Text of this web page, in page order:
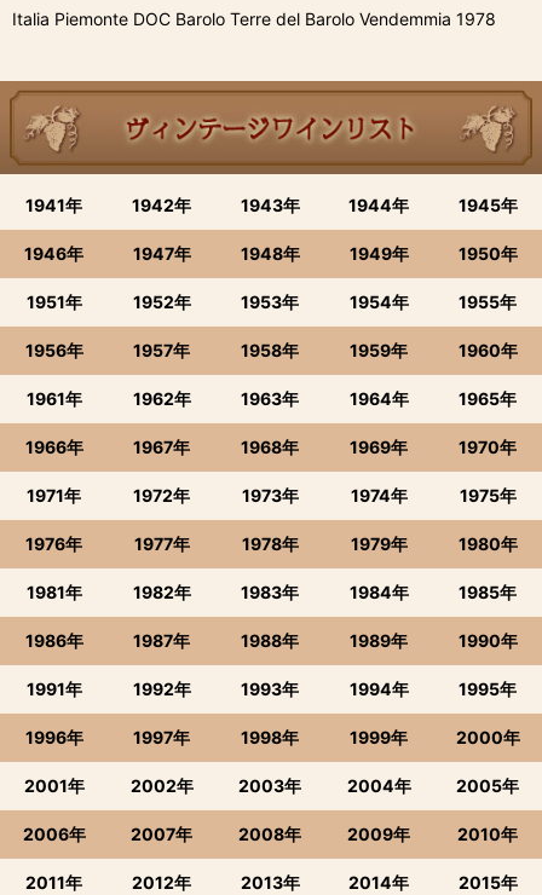
Italia Piemonte DOC Barolo Terre del Barolo Vendemmia 1978
1941年 1942年 1943年 1944年 1945年
1946年 1947年 1948年 1949年 1950年
1951年 1952年 1953年 1954年 1955年
1956年 1957年 1958年 1959年 1960年
1961年 1962年 1963年 1964年 1965年
1966年 1967年 1968年 1969年 1970年
1971年 1972年 1973年 1974年 1975年
1976年 1977年 1978年 1979年 1980年
1981年 1982年 1983年 1984年 1985年
1986年 1987年 1988年 1989年 1990年
1991年 1992年 1993年 1994年 1995年
1996年 1997年 1998年 1999年 2000年
2001年 2002年 2003年 2004年 2005年
2006年 2007年 2008年 2009年 2010年
2011年 2012年 2013年 2014年 2015年